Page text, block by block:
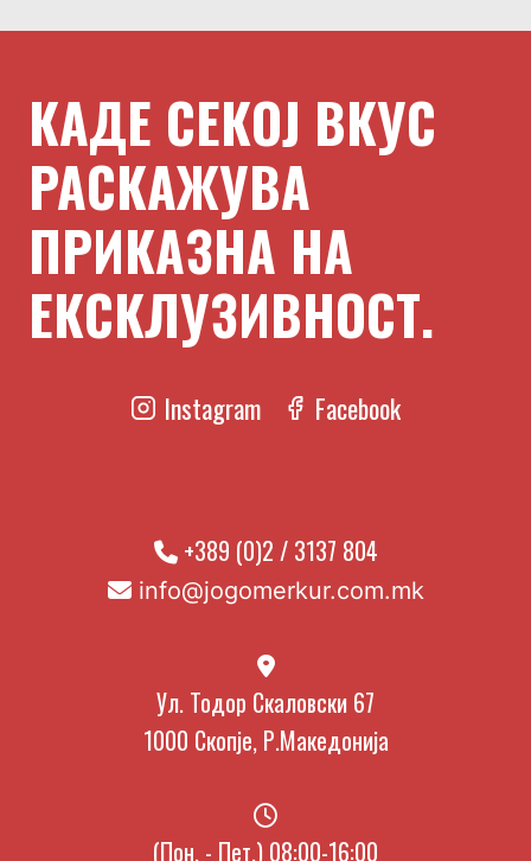
КАДЕ СЕКОЈ ВКУС
РАСКАЖУВА
ПРИКАЗНА НА
ЕКСКЛУЗИВНОСТ.
Instagram Facebook
+389 (0)2 / 3137 804
info@jogomerkur.com.mk
Ул. Тодор Скаловски 67
1000 Скопје, Р.Македонија
(Пон. - Пет.) 08:00-16:00